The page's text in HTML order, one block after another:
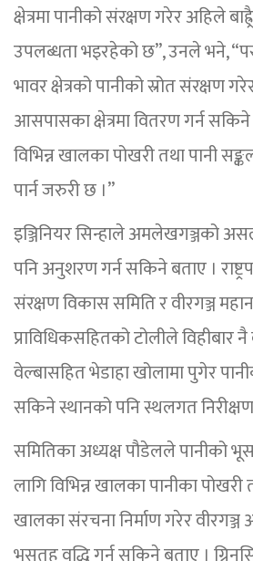
क्षेत्रमा पानीको संरक्षण गरेर अहिले
उपलब्धता भइरहेको छ”, उनले भने,
भावर क्षेत्रको पानीको स्रोत संरक्षण
आसपासका क्षेत्रमा वितरण गर्न
विभिन्न खालका पोखरी तथा पानी
पार्न जरुरी छ ।”
इञ्जिनियर सिन्हाले अमलेखगञ्जको
पनि अनुशरण गर्न सकिने बताए ।
संरक्षण विकास समिति र वीरगञ्ज
प्राविधिकसहितको टोलीले विहीबार
वेल्बासहित भेडाहा खोलामा पुगेर
सकिने स्थानको पनि स्थलगत
समितिका अध्यक्ष पौडेलले पानीको
लागि विभिन्न खालका पानीका
खालका संरचना निर्माण गरेर